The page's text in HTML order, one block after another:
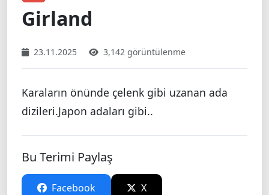
Girland
23.11.2025 3,142 görüntülenme
Karaların önünde çelenk gibi uzanan ada
dizileri.Japon adaları gibi..
Bu Terimi Paylaş
Facebook X